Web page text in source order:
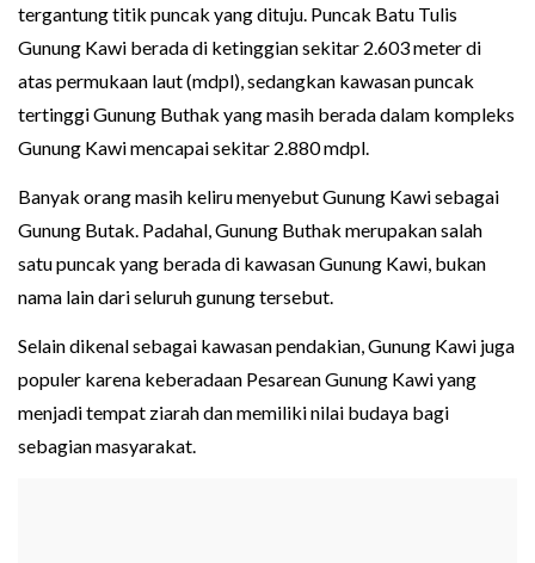
tergantung titik puncak yang dituju. Puncak Batu Tulis
Gunung Kawi berada di ketinggian sekitar 2.603 meter di
atas permukaan laut (mdpl), sedangkan kawasan puncak
tertinggi Gunung Buthak yang masih berada dalam kompleks
Gunung Kawi mencapai sekitar 2.880 mdpl.
Banyak orang masih keliru menyebut Gunung Kawi sebagai
Gunung Butak. Padahal, Gunung Buthak merupakan salah
satu puncak yang berada di kawasan Gunung Kawi, bukan
nama lain dari seluruh gunung tersebut.
Selain dikenal sebagai kawasan pendakian, Gunung Kawi juga
populer karena keberadaan Pesarean Gunung Kawi yang
menjadi tempat ziarah dan memiliki nilai budaya bagi
sebagian masyarakat.